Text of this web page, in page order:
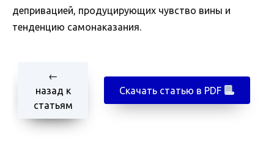
депривацией, продуцирующих чувство вины и
тенденцию самонаказания.
←
назад к
статьям
Скачать статью в PDF